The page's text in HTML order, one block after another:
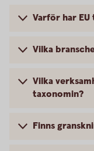
Varför har
Vilka
Vilka
taxonomin?
Finns